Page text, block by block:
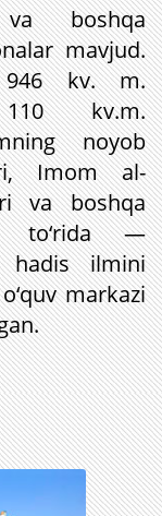
boshqa
mavjud.
946 kv. m.
110 kv.m.
noyob
Imom al-
va boshqa
to‘rida —
hadis ilmini
markazi